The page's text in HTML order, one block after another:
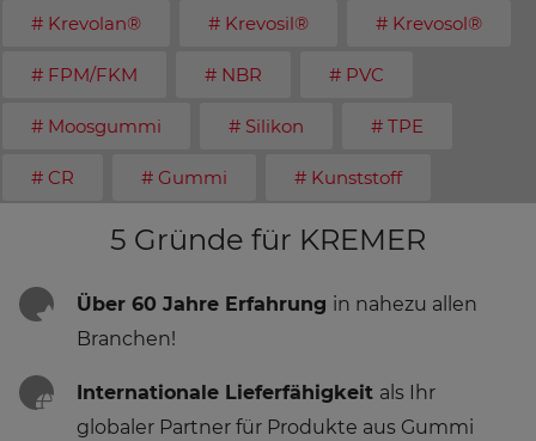
# Krevolan® # Krevosil® # Krevosol®
# FPM/FKM # NBR # PVC
# Moosgummi # Silikon # TPE
# CR # Gummi # Kunststoff
5 Gründe für KREMER
Über 60 Jahre Erfahrung in nahezu allen
Branchen!
Internationale Lieferfähigkeit als Ihr
globaler Partner für Produkte aus Gummi